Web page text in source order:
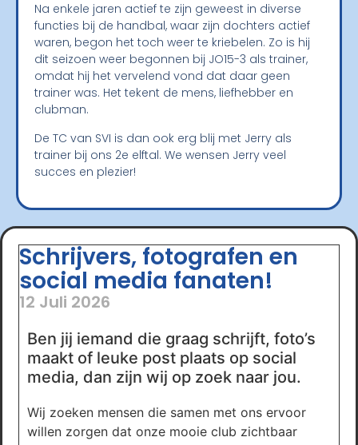
Na enkele jaren actief te zijn geweest in diverse
functies bij de handbal, waar zijn dochters actief
waren, begon het toch weer te kriebelen. Zo is hij
dit seizoen weer begonnen bij JO15-3 als trainer,
omdat hij het vervelend vond dat daar geen
trainer was. Het tekent de mens, liefhebber en
clubman.
De TC van SVI is dan ook erg blij met Jerry als
trainer bij ons 2e elftal. We wensen Jerry veel
succes en plezier!
Schrijvers, fotografen en
social media fanaten!
12 Juli 2026
Ben jij iemand die graag schrijft, foto’s
maakt of leuke post plaats op social
media, dan zijn wij op zoek naar jou.
Wij zoeken mensen die samen met ons ervoor
willen zorgen dat onze mooie club zichtbaar